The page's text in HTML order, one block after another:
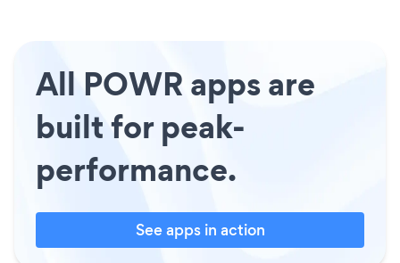
All POWR apps are
built for peak-
performance.
See apps in action